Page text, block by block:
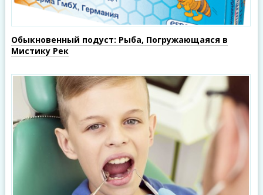
Обыкновенный подуст: Рыба, Погружающаяся в
Мистику Рек